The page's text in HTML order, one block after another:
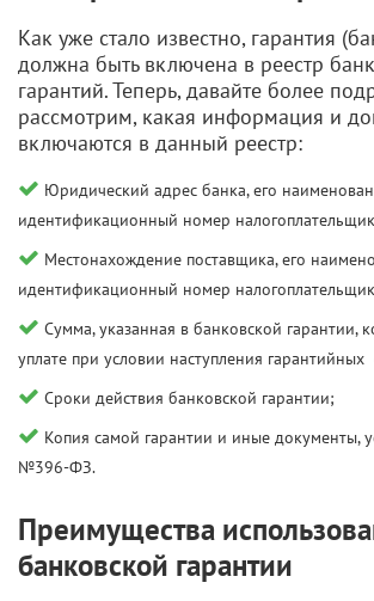
Как уже стало известно, гарантия
должна быть включена в реестр
гарантий. Теперь, давайте более
рассмотрим, какая информация и
включаются в данный реестр:
Юридический адрес банка, его
идентификационный номер
Местонахождение поставщика, его
идентификационный номер
Сумма, указанная в банковской гарантии,
уплате при условии наступления гарантийных
Сроки действия банковской гарантии;
Копия самой гарантии и иные документы,
№396-ФЗ.
Преимущества
банковской гарантии